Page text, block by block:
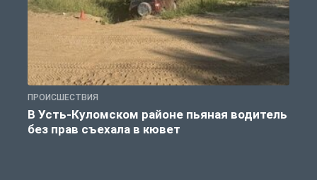
ПРОИСШЕСТВИЯ
В Усть-Куломском районе пьяная водитель
без прав съехала в кювет